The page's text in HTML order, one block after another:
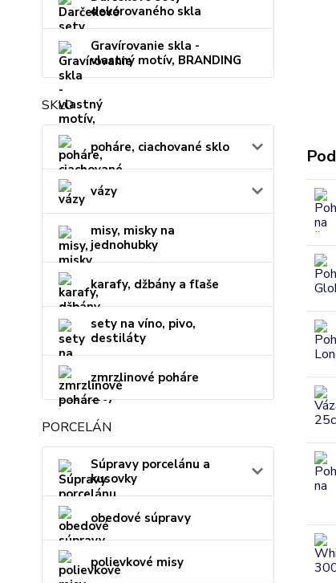
dekorovaného skla
Gravírovanie skla -
vlastný motív, BRANDING
SKLO
poháre, ciachované sklo
vázy
misy, misky na
jednohubky
karafy, džbány a fľaše
sety na víno, pivo,
destiláty
zmrzlinové poháre
PORCELÁN
Súpravy porcelánu a
kusovky
obedové súpravy
polievkové misy